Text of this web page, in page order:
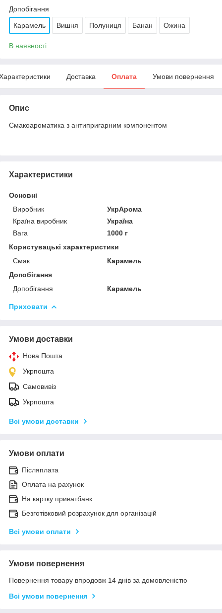
Допобігання
Карамель Вишня Полуниця Банан Ожина
В наявності
Доставка Оплата Умови повернення
Опис
Смакоароматика з антипригарним компонентом
Характеристики
Основні
Виробник
УкрАрома
Країна виробник
Україна
Вага
1000 г
Користувацькі характеристики
Смак
Карамель
Допобігання
Допобігання
Карамель
Приховати
Умови доставки
Нова Пошта
Укрпошта
Самовивіз
Укрпошта
Всі умови доставки
Умови оплати
Післяплата
Оплата на рахунок
На картку приватбанк
Безготівковий розрахунок для організацій
Всі умови оплати
Умови повернення
Повернення товару впродовж 14 днів за домовленістю
Всі умови повернення